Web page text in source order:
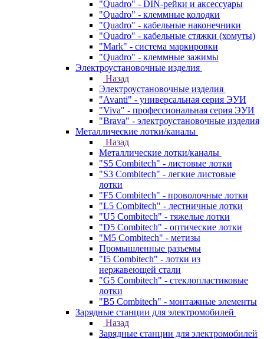
"Quadro" - DIN-рейки и аксессуары
"Quadro" - клеммные колодки
"Quadro" - кабельные наконечники
"Quadro" - кабельные стяжки (хомуты)
"Mark" - система маркировки
"Quadro" - клеммные зажимы
Электроустановочные изделия
Назад
Электроустановочные изделия
"Avanti" - универсальная серия ЭУИ
"Viva" - профессиональная серия ЭУИ
"Brava" - электроустановочные изделия
Металлические лотки/каналы
Назад
Металлические лотки/каналы
"S5 Combitech" - листовые лотки
"S3 Combitech" - легкие листовые
лотки
"F5 Combitech" - проволочные лотки
"L5 Combitech" - лестничные лотки
"U5 Combitech" - тяжелые лотки
"D5 Combitech" - оптические лотки
"M5 Combitech" - метизы
Промышленные разъемы
"I5 Combitech" - лотки из
нержавеющей стали
"G5 Combitech" - стеклопластиковые
лотки
"B5 Combitech" - монтажные элементы
Зарядные станции для электромобилей
Назад
Зарядные станции для электромобилей